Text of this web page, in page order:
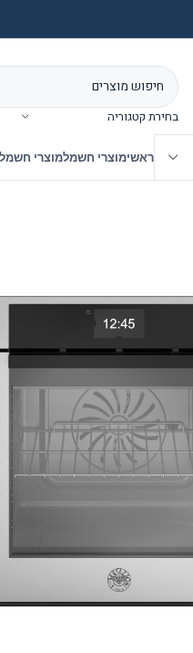
בחירת קטגוריה
ראשימוצרי חשמלמוצרי